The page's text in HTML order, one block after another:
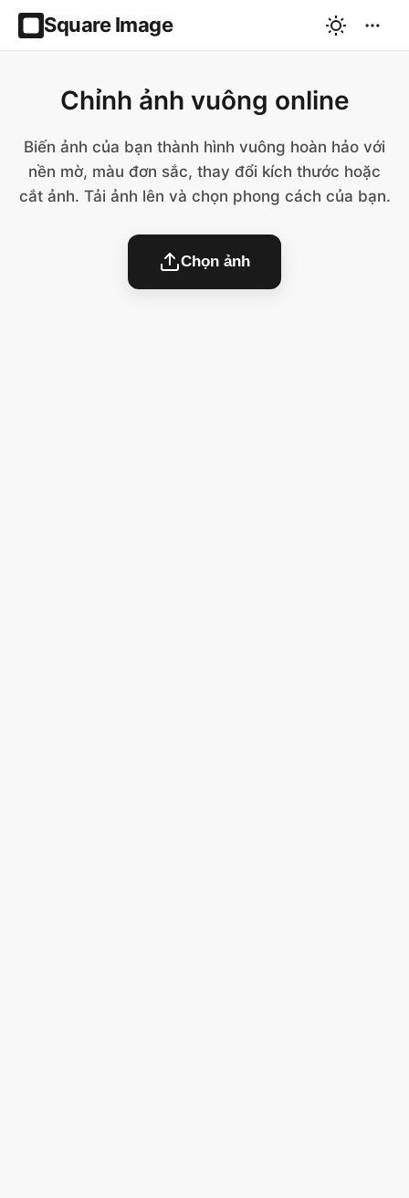
Square Image
Chỉnh ảnh vuông online
Biến ảnh của bạn thành hình vuông hoàn hảo với
nền mờ, màu đơn sắc, thay đổi kích thước hoặc
cắt ảnh. Tải ảnh lên và chọn phong cách của bạn.
Chọn ảnh